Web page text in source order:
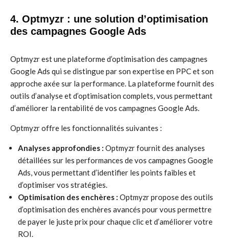
4. Optmyzr : une solution d’optimisation
des campagnes Google Ads
Optmyzr est une plateforme d’optimisation des campagnes
Google Ads qui se distingue par son expertise en PPC et son
approche axée sur la performance. La plateforme fournit des
outils d’analyse et d’optimisation complets, vous permettant
d’améliorer la rentabilité de vos campagnes Google Ads.
Optmyzr offre les fonctionnalités suivantes :
Analyses approfondies : Optmyzr fournit des analyses
détaillées sur les performances de vos campagnes Google
Ads, vous permettant d’identifier les points faibles et
d’optimiser vos stratégies.
Optimisation des enchères : Optmyzr propose des outils
d’optimisation des enchères avancés pour vous permettre
de payer le juste prix pour chaque clic et d’améliorer votre
ROI.